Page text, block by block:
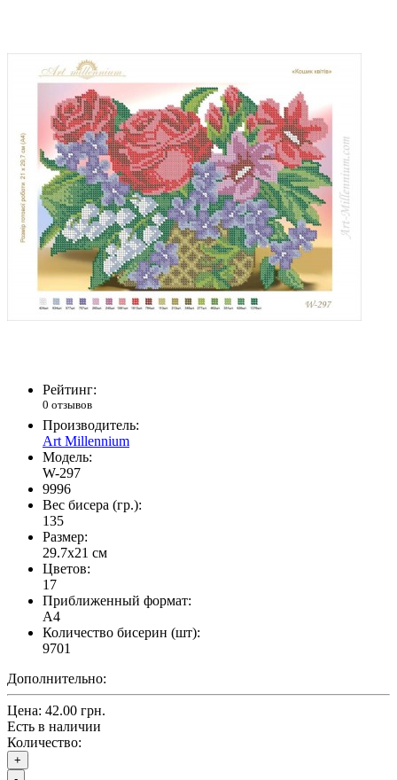
Рейтинг:
0 отзывов
Производитель:
Art Millennium
Модель:
W-297
9996
Вес бисера (гр.):
135
Размер:
29.7x21 см
Цветов:
17
Приближенный формат:
A4
Количество бисерин (шт):
9701
Дополнительно:
Цена: 42.00 грн.
Есть в наличии
Количество:
+